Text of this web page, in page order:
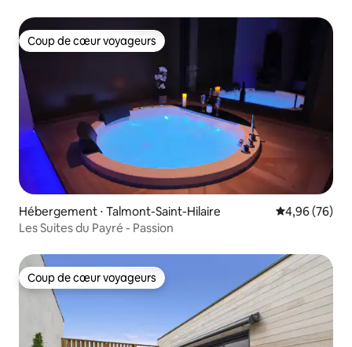
Coup de cœur voyageurs
Coup de cœur voyageurs
Hébergement ⋅ Talmont-Saint-Hilaire Évaluation
4,96 (76)
Les Suites du Payré - Passion
Coup de cœur voyageurs
Coup de cœur voyageurs